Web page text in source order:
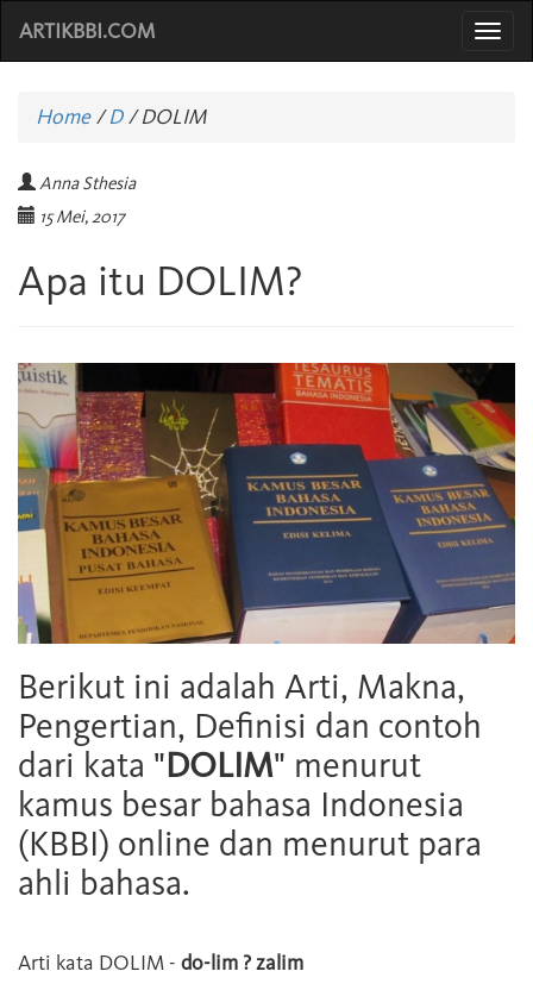
ARTIKBBI.COM
Home/D /DOLIM
Anna Sthesia
15 Mei, 2017
Apa itu DOLIM?
Berikut ini adalah Arti, Makna,
Pengertian, Definisi dan contoh
dari kata "DOLIM" menurut
kamus besar bahasa Indonesia
(KBBI) online dan menurut para
ahli bahasa.
Arti kata DOLIM - do-lim ? zalim